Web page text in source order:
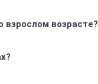
взрослом возрасте?